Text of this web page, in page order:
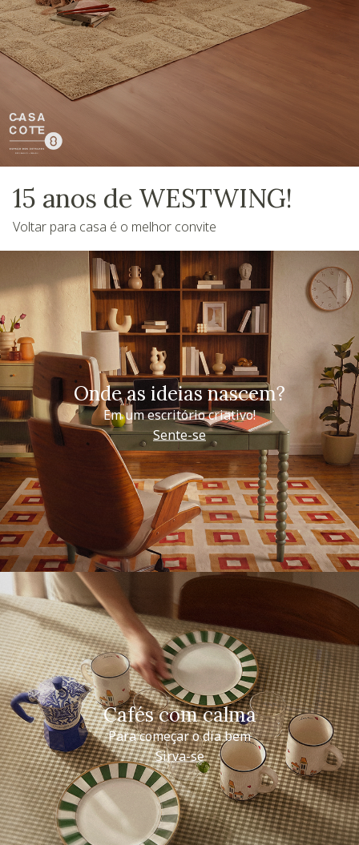
15 anos de WESTWING!
Voltar para casa é o melhor convite
Onde as ideias nascem?
Em um escritório criativo!
Sente-se
Cafés com calma
Para começar o dia bem
Sirva-se